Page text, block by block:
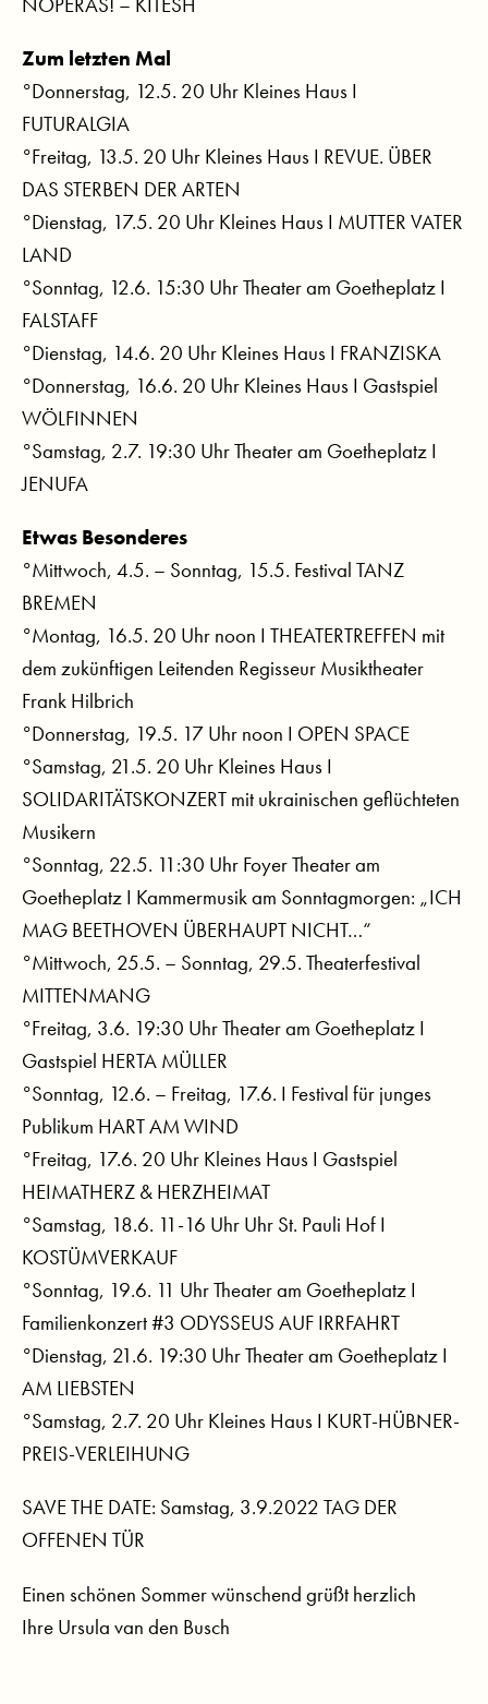
Zum letzten Mal
°Donnerstag, 12.5. 20 Uhr Kleines Haus I
FUTURALGIA
°Freitag, 13.5. 20 Uhr Kleines Haus I REVUE. ÜBER
DAS STERBEN DER ARTEN
°Dienstag, 17.5. 20 Uhr Kleines Haus I MUTTER VATER
LAND
°Sonntag, 12.6. 15:30 Uhr Theater am Goetheplatz I
FALSTAFF
°Dienstag, 14.6. 20 Uhr Kleines Haus I FRANZISKA
°Donnerstag, 16.6. 20 Uhr Kleines Haus I Gastspiel
WÖLFINNEN
°Samstag, 2.7. 19:30 Uhr Theater am Goetheplatz I
JENUFA
Etwas Besonderes
°Mittwoch, 4.5. – Sonntag, 15.5. Festival TANZ
BREMEN
°Montag, 16.5. 20 Uhr noon I THEATERTREFFEN mit
dem zukünftigen Leitenden Regisseur Musiktheater
Frank Hilbrich
°Donnerstag, 19.5. 17 Uhr noon I OPEN SPACE
°Samstag, 21.5. 20 Uhr Kleines Haus I
SOLIDARITÄTSKONZERT mit ukrainischen geflüchteten
Musikern
°Sonntag, 22.5. 11:30 Uhr Foyer Theater am
Goetheplatz I Kammermusik am Sonntagmorgen: „ICH
MAG BEETHOVEN ÜBERHAUPT NICHT…“
°Mittwoch, 25.5. – Sonntag, 29.5. Theaterfestival
MITTENMANG
°Freitag, 3.6. 19:30 Uhr Theater am Goetheplatz I
Gastspiel HERTA MÜLLER
°Sonntag, 12.6. – Freitag, 17.6. I Festival für junges
Publikum HART AM WIND
°Freitag, 17.6. 20 Uhr Kleines Haus I Gastspiel
HEIMATHERZ & HERZHEIMAT
°Samstag, 18.6. 11-16 Uhr Uhr St. Pauli Hof I
KOSTÜMVERKAUF
°Sonntag, 19.6. 11 Uhr Theater am Goetheplatz I
Familienkonzert #3 ODYSSEUS AUF IRRFAHRT
°Dienstag, 21.6. 19:30 Uhr Theater am Goetheplatz I
AM LIEBSTEN
°Samstag, 2.7. 20 Uhr Kleines Haus I KURT-HÜBNER-
PREIS-VERLEIHUNG
SAVE THE DATE: Samstag, 3.9.2022 TAG DER
OFFENEN TÜR
Einen schönen Sommer wünschend grüßt herzlich
Ihre Ursula van den Busch